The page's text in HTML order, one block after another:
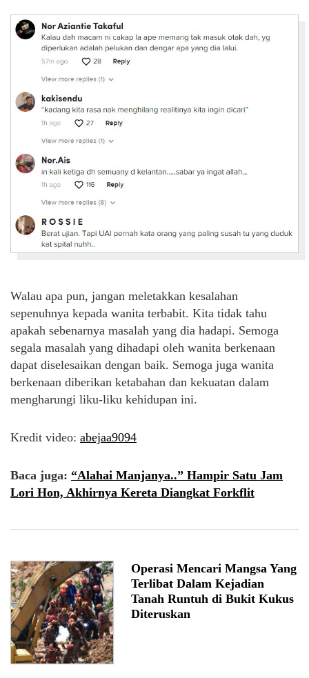
Walau apa pun, jangan meletakkan kesalahan
sepenuhnya kepada wanita terbabit. Kita tidak tahu
apakah sebenarnya masalah yang dia hadapi. Semoga
segala masalah yang dihadapi oleh wanita berkenaan
dapat diselesaikan dengan baik. Semoga juga wanita
berkenaan diberikan ketabahan dan kekuatan dalam
mengharungi liku-liku kehidupan ini.
Kredit video: abejaa9094
Baca juga: “Alahai Manjanya..” Hampir Satu Jam
Lori Hon, Akhirnya Kereta Diangkat Forkflit
Operasi Mencari Mangsa Yang
Terlibat Dalam Kejadian
Tanah Runtuh di Bukit Kukus
Diteruskan